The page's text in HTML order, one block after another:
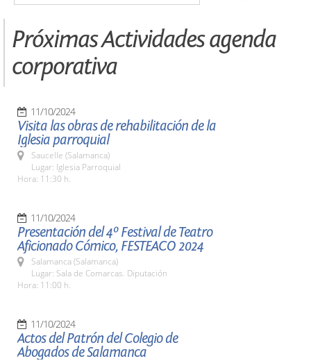
Próximas Actividades agenda
corporativa
11/10/2024
Visita las obras de rehabilitación de la
Iglesia parroquial
Saucelle (Salamanca)
Lugar: Iglesia Parroquial
Hora: 11:30 h.
11/10/2024
Presentación del 4º Festival de Teatro
Aficionado Cómico, FESTEACO 2024
Salamanca (Salamanca)
Lugar: Sala de Comarcas. Diputación
Hora: 11:00 h.
11/10/2024
Actos del Patrón del Colegio de
Abogados de Salamanca